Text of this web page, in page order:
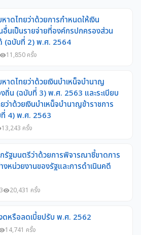
หาดไทยว่าด้วยการกำหนดให้เงิน
นเป็นรายจ่ายที่องค์กรปกครองส่วน
(ฉบับที่ 2) พ.ศ. 2564
visibility11,850 ครั้ง
หาดไทยว่าด้วยเงินบำเหน็จบำนาญ
ถิ่น (ฉบับที่ 3) พ.ศ. 2563 และระเบียบ
ว่าด้วยเงินบำเหน็จบำนาญข้าราชการ
4) พ.ศ. 2563
13,243 ครั้ง
รัฐมนตรีว่าด้วยการพิจารณาชี้ขาดการ
หน่วยงานของรัฐและการดำเนินคดี
visibility20,431 ครั้ง
ดหรือลดเบี้ยปรับ พ.ศ. 2562
14,741 ครั้ง